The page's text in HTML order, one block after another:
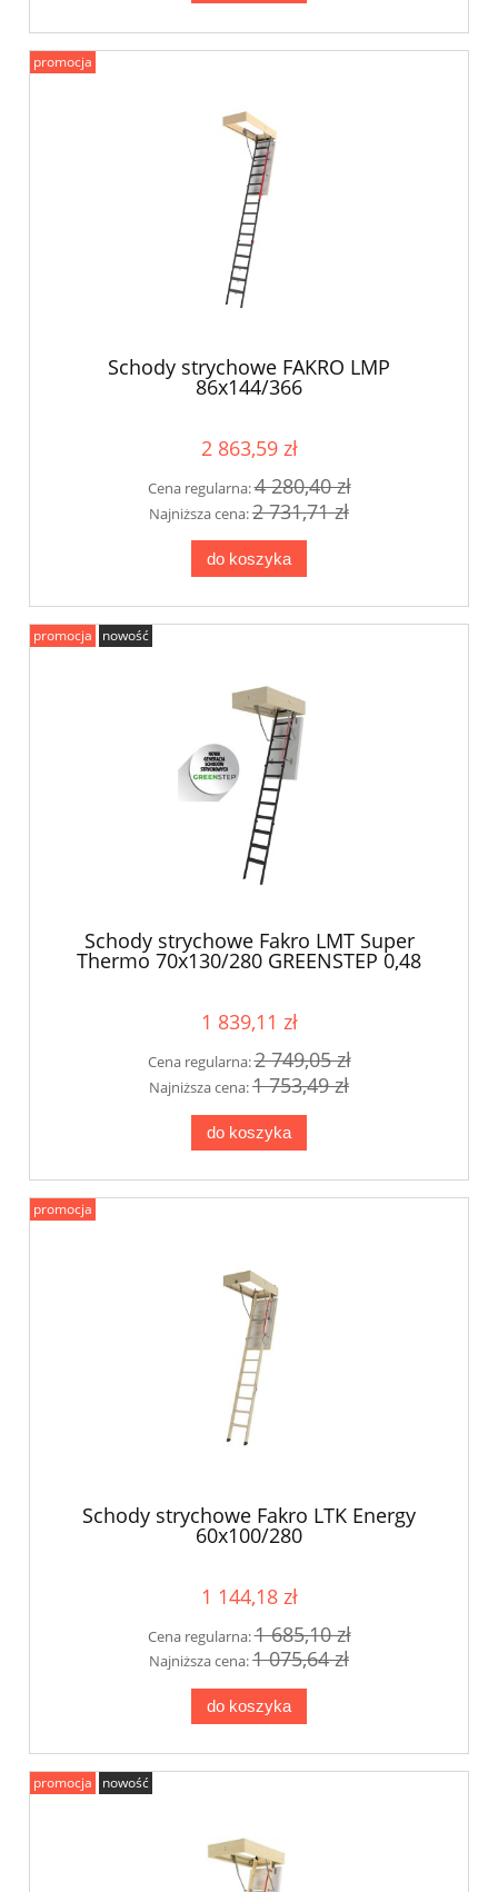
Schody strychowe FAKRO LMP
86x144/366
2 863,59 zł
Cena regularna:4 280,40 zł
Najniższa cena:2 731,71 zł
do koszyka
promocja
Schody strychowe Fakro LMT Super
Thermo 70x130/280 GREENSTEP 0,48
1 839,11 zł
Cena regularna:2 749,05 zł
Najniższa cena:1 753,49 zł
do koszyka
promocja nowość
Schody strychowe Fakro LTK Energy
60x100/280
1 144,18 zł
Cena regularna:1 685,10 zł
Najniższa cena:1 075,64 zł
do koszyka
promocja
promocja nowość